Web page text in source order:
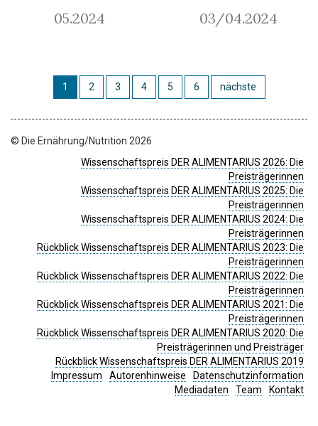
05.2024 03/04.2024
1 2 3 4 5 6 nächste
© Die Ernährung/Nutrition 2026
Wissenschaftspreis DER ALIMENTARIUS 2026: Die
Preisträgerinnen
Wissenschaftspreis DER ALIMENTARIUS 2025: Die
Preisträgerinnen
Wissenschaftspreis DER ALIMENTARIUS 2024: Die
Preisträgerinnen
Rückblick Wissenschaftspreis DER ALIMENTARIUS 2023: Die
Preisträgerinnen
Rückblick Wissenschaftspreis DER ALIMENTARIUS 2022: Die
Preisträgerinnen
Rückblick Wissenschaftspreis DER ALIMENTARIUS 2021: Die
Preisträgerinnen
Rückblick Wissenschaftspreis DER ALIMENTARIUS 2020: Die
Preisträgerinnen und Preisträger
Rückblick Wissenschaftspreis DER ALIMENTARIUS 2019
Impressum
Autorenhinweise
Datenschutzinformation
Mediadaten
Team Kontakt